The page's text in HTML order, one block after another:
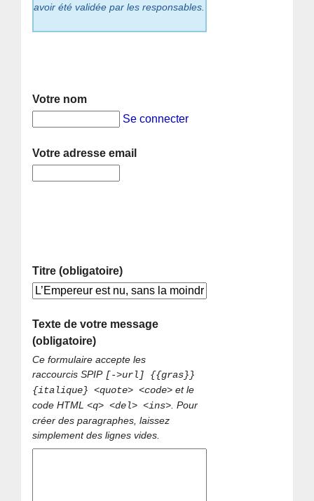
avoir été validée par les responsables.
Votre nom
Se connecter
Votre adresse email
Titre (obligatoire)
Texte de votre message
(obligatoire)
Ce formulaire accepte les
raccourcis SPIP [->url] {{gras}}
{italique} <quote> <code> et le
code HTML<q> <del> <ins>. Pour
créer des paragraphes, laissez
simplement des lignes vides.